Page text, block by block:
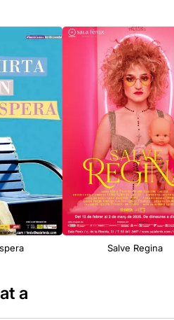
Salve Regina
a